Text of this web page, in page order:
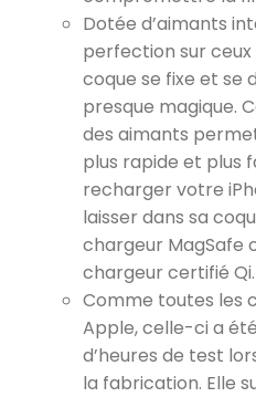
Dotée d’aimants
perfection sur ceux
coque se fixe et se
presque magique.
des aimants
plus rapide et plus
recharger votre
laisser dans sa
chargeur MagSafe
chargeur certifié Qi.
Comme toutes les
Apple, celle-ci a
d’heures de test
la fabrication. Elle